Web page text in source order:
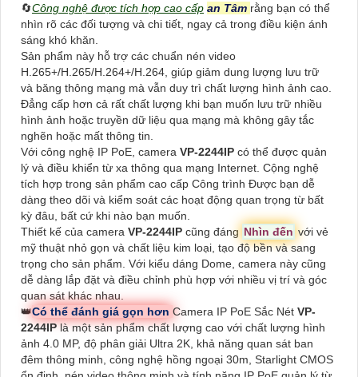
🔄Công nghệ được tích hợp cao cấp an Tâm rằng bạn có thể
nhìn rõ các đối tượng và chi tiết, ngay cả trong điều kiện ánh
sáng khó khăn.
Sản phẩm này hỗ trợ các chuẩn nén video
H.265+/H.265/H.264+/H.264, giúp giảm dung lượng lưu trữ
và băng thông mạng mà vẫn duy trì chất lượng hình ảnh cao.
Đẳng cấp hơn cả rất chất lượng khi bạn muốn lưu trữ nhiều
hình ảnh hoặc truyền dữ liệu qua mạng mà không gây tắc
nghẽn hoặc mất thông tin.
Với công nghệ IP PoE, camera VP-2244IP có thể được quản
lý và điều khiển từ xa thông qua mạng Internet. Cộng nghệ
tích hợp trong sản phẩm cao cấp Công trình Được bạn dễ
dàng theo dõi và kiểm soát các hoạt động quan trọng từ bất
kỳ đâu, bất cứ khi nào bạn muốn.
Thiết kế của camera VP-2244IP cũng đáng Nhìn đến với vẻ
mỹ thuật nhỏ gọn và chất liệu kim loại, tạo độ bền và sang
trọng cho sản phẩm. Với kiểu dáng Dome, camera này cũng
dễ dàng lắp đặt và điều chỉnh phù hợp với nhiều vị trí và góc
quan sát khác nhau.
👑Có thể đánh giá gọn hơn Camera IP PoE Sắc Nét VP-
2244IPlà một sản phẩm chất lượng cao với chất lượng hình
ảnh 4.0 MP, độ phân giải Ultra 2K, khả năng quan sát ban
đêm thông minh, công nghệ hồng ngoại 30m, Starlight CMOS